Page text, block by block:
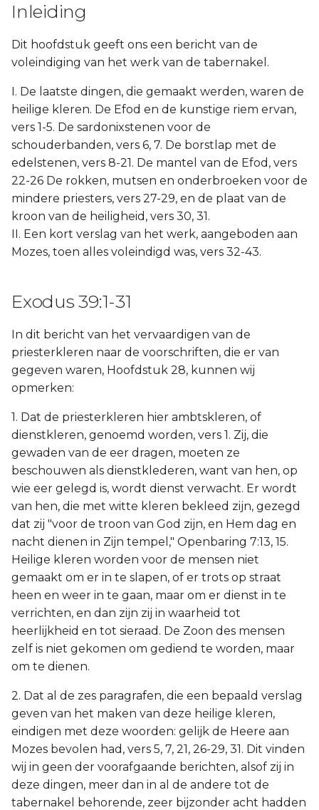
Inleiding
Dit hoofdstuk geeft ons een bericht van de
voleindiging van het werk van de tabernakel.
I. De laatste dingen, die gemaakt werden, waren de
heilige kleren. De Efod en de kunstige riem ervan,
vers 1-5. De sardonixstenen voor de
schouderbanden, vers 6, 7. De borstlap met de
edelstenen, vers 8-21. De mantel van de Efod, vers
22-26 De rokken, mutsen en onderbroeken voor de
mindere priesters, vers 27-29, en de plaat van de
kroon van de heiligheid, vers 30, 31.
II. Een kort verslag van het werk, aangeboden aan
Mozes, toen alles voleindigd was, vers 32-43.
Exodus 39:1-31
In dit bericht van het vervaardigen van de
priesterkleren naar de voorschriften, die er van
gegeven waren, Hoofdstuk 28, kunnen wij
opmerken:
1. Dat de priesterkleren hier ambtskleren, of
dienstkleren, genoemd worden, vers 1. Zij, die
gewaden van de eer dragen, moeten ze
beschouwen als dienstklederen, want van hen, op
wie eer gelegd is, wordt dienst verwacht. Er wordt
van hen, die met witte kleren bekleed zijn, gezegd
dat zij "voor de troon van God zijn, en Hem dag en
nacht dienen in Zijn tempel," Openbaring 7:13, 15.
Heilige kleren worden voor de mensen niet
gemaakt om er in te slapen, of er trots op straat
heen en weer in te gaan, maar om er dienst in te
verrichten, en dan zijn zij in waarheid tot
heerlijkheid en tot sieraad. De Zoon des mensen
zelf is niet gekomen om gediend te worden, maar
om te dienen.
2. Dat al de zes paragrafen, die een bepaald verslag
geven van het maken van deze heilige kleren,
eindigen met deze woorden: gelijk de Heere aan
Mozes bevolen had, vers 5, 7, 21, 26-29, 31. Dit vinden
wij in geen der voorafgaande berichten, alsof zij in
deze dingen, meer dan in al de andere tot de
tabernakel behorende, zeer bijzonder acht hadden